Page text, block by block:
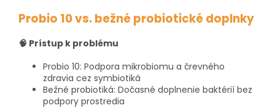
Probio 10 vs. bežné probiotické doplnky
🧠 Prístup k problému
Probio 10: Podpora mikrobiomu a črevného
zdravia cez symbiotiká
Bežné probiotiká: Dočasné doplnenie baktérií bez
podpory prostredia